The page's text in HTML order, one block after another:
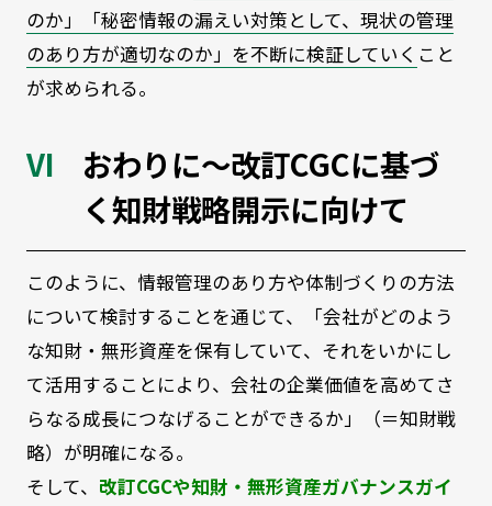
のか」「秘密情報の漏えい対策として、現状の管理
のあり方が適切なのか」を不断に検証していく こと
が求められる。
おわりに～改訂CGCに基づ
く知財戦略開示に向けて
このように、情報管理のあり方や体制づくりの方法
について検討することを通じて、「会社がどのよう
な知財・無形資産を保有していて、それをいかにし
て活用することにより、会社の企業価値を高めてさ
らなる成長につなげることができるか」（＝知財戦
略）が明確になる。
そして、 改訂CGCや知財・無形資産ガバナンスガイ